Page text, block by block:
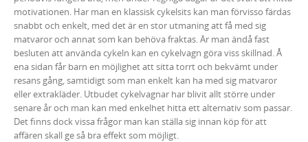
motivationen. Har man en klassisk cykelsits kan man förvisso färdas
snabbt och enkelt, med det är en stor utmaning att få med sig
matvaror och annat som kan behöva fraktas. Är man ändå fast
besluten att använda cykeln kan en cykelvagn göra viss skillnad. Å
ena sidan får barn en möjlighet att sitta torrt och bekvämt under
resans gång, samtidigt som man enkelt kan ha med sig matvaror
eller extrakläder. Utbudet cykelvagnar har blivit allt större under
senare år och man kan med enkelhet hitta ett alternativ som passar.
Det finns dock vissa frågor man kan ställa sig innan köp för att
affären skall ge så bra effekt som möjligt.